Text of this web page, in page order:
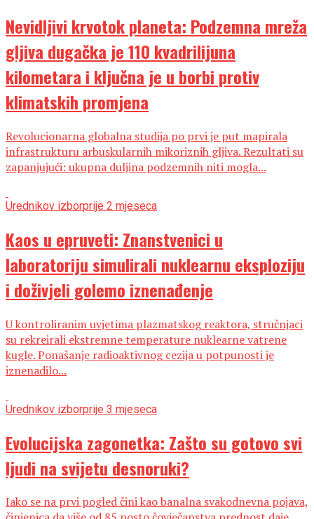
Nevidljivi krvotok planeta: Podzemna mreža
gljiva dugačka je 110 kvadrilijuna
kilometara i ključna je u borbi protiv
klimatskih promjena
Revolucionarna globalna studija po prvi je put mapirala
infrastrukturu arbuskularnih mikoriznih gljiva. Rezultati su
zapanjujući: ukupna duljina podzemnih niti mogla...
Urednikov izborprije 2 mjeseca
Kaos u epruveti: Znanstvenici u
laboratoriju simulirali nuklearnu eksploziju
i doživjeli golemo iznenađenje
U kontroliranim uvjetima plazmatskog reaktora, stručnjaci
su rekreirali ekstremne temperature nuklearne vatrene
kugle. Ponašanje radioaktivnog cezija u potpunosti je
iznenadilo...
Urednikov izborprije 3 mjeseca
Evolucijska zagonetka: Zašto su gotovo svi
ljudi na svijetu desnoruki?
Iako se na prvi pogled čini kao banalna svakodnevna pojava,